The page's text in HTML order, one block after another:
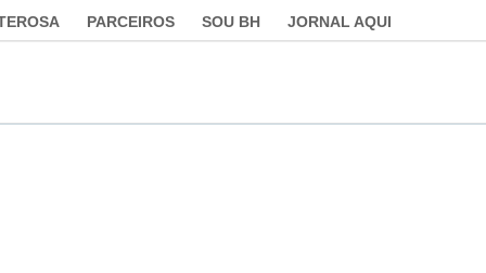
PARCEIROS SOU BH JORNAL AQUI